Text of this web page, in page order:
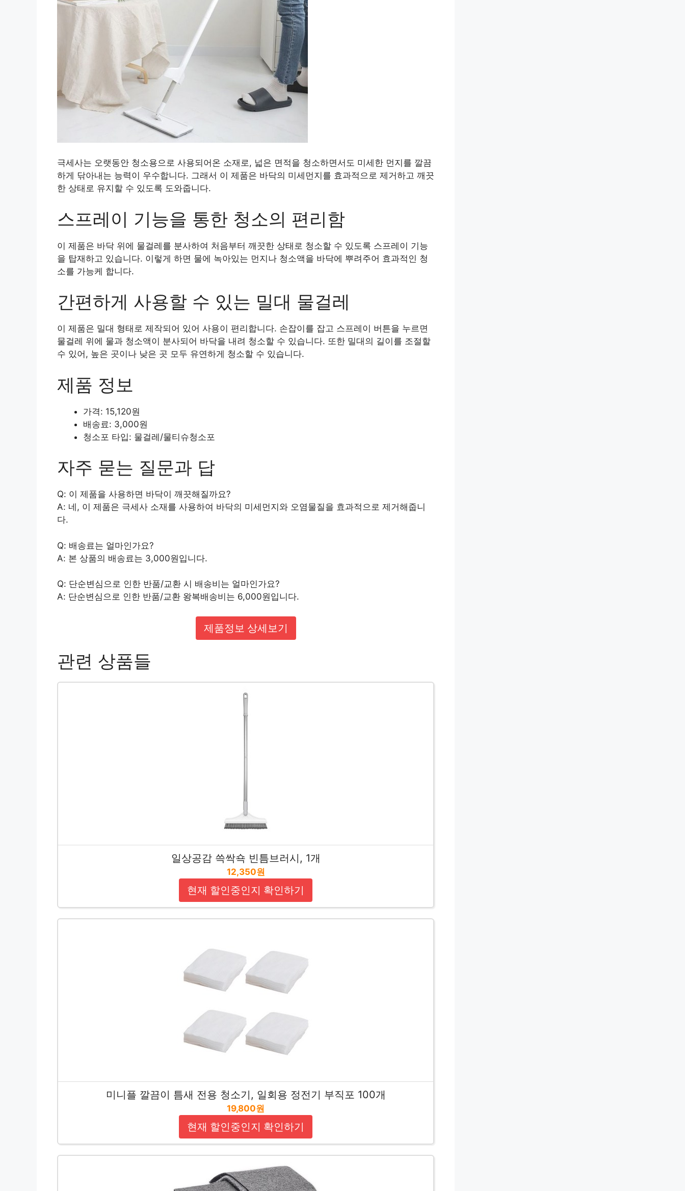
극세사는 오랫동안 청소용으로 사용되어온 소재로, 넓은 면적을 청소하면서도 미세한 먼지를 깔끔
하게 닦아내는 능력이 우수합니다. 그래서 이 제품은 바닥의 미세먼지를 효과적으로 제거하고 깨끗
한 상태로 유지할 수 있도록 도와줍니다.
스프레이 기능을 통한 청소의 편리함
이 제품은 바닥 위에 물걸레를 분사하여 처음부터 깨끗한 상태로 청소할 수 있도록 스프레이 기능
을 탑재하고 있습니다. 이렇게 하면 물에 녹아있는 먼지나 청소액을 바닥에 뿌려주어 효과적인 청
소를 가능케 합니다.
간편하게 사용할 수 있는 밀대 물걸레
이 제품은 밀대 형태로 제작되어 있어 사용이 편리합니다. 손잡이를 잡고 스프레이 버튼을 누르면
물걸레 위에 물과 청소액이 분사되어 바닥을 내려 청소할 수 있습니다. 또한 밀대의 길이를 조절할
수 있어, 높은 곳이나 낮은 곳 모두 유연하게 청소할 수 있습니다.
제품 정보
가격: 15,120원
배송료: 3,000원
청소포 타입: 물걸레/물티슈청소포
자주 묻는 질문과 답
Q: 이 제품을 사용하면 바닥이 깨끗해질까요?
A: 네, 이 제품은 극세사 소재를 사용하여 바닥의 미세먼지와 오염물질을 효과적으로 제거해줍니
다.
Q: 배송료는 얼마인가요?
A: 본 상품의 배송료는 3,000원입니다.
Q: 단순변심으로 인한 반품/교환 시 배송비는 얼마인가요?
A: 단순변심으로 인한 반품/교환 왕복배송비는 6,000원입니다.
제품정보 상세보기
관련 상품들
일상공감 쓱싹쇽 빈틈브러시, 1개
12,350원
현재 할인중인지 확인하기
미니플 깔끔이 틈새 전용 청소기, 일회용 정전기 부직포 100개
19,800원
현재 할인중인지 확인하기